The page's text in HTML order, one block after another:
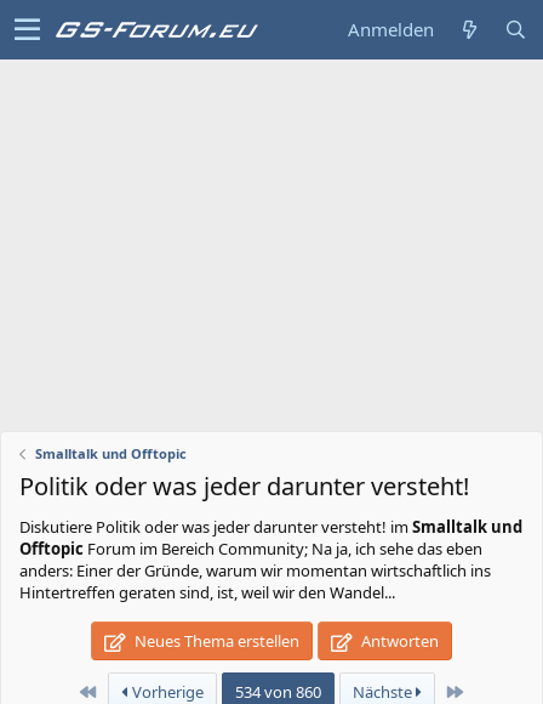
Anmelden
Smalltalk und Offtopic
Politik oder was jeder darunter versteht!
Diskutiere Politik oder was jeder darunter versteht! imSmalltalk und
Offtopic Forum im Bereich Community; Na ja, ich sehe das eben
anders: Einer der Gründe, warum wir momentan wirtschaftlich ins
Hintertreffen geraten sind, ist, weil wir den Wandel...
Neues Thema erstellen Antworten
Erste Vorherige 534 von 860 Nächste Letzte